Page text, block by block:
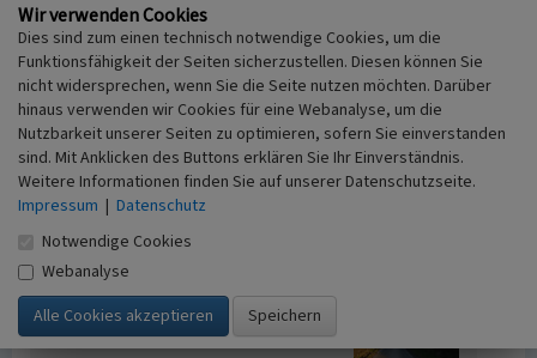
Blutbuche „Am Denkmal“ in
Rosbach
Blutbuche in der Siegtalstraße in
Herchen
Drei Stieleichen zwischen Berkum
Friedhof und Kürrighoven
Beginn 1750 bis 1780
Wir verwenden Cookies
Dies sind zum einen technisch notwendige Cookies, um die
Funktionsfähigkeit der Seiten sicherzustellen. Diesen können Sie
nicht widersprechen, wenn Sie die Seite nutzen möchten. Darüber
hinaus verwenden wir Cookies für eine Webanalyse, um die
Nutzbarkeit unserer Seiten zu optimieren, sofern Sie einverstanden
sind. Mit Anklicken des Buttons erklären Sie Ihr Einverständnis.
Weitere Informationen finden Sie auf unserer Datenschutzseite.
Impressum | Datenschutz
Notwendige Cookies
Webanalyse